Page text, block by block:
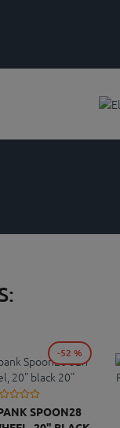
SPOON28
-52 %